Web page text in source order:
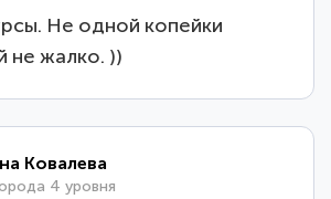
Не одной копейки
не жалко. ))
Ковалева
4 уровня